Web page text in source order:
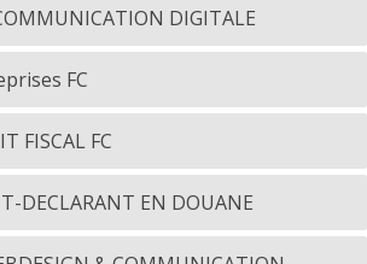
DIGITALE
FC
FISCAL FC
DECLARANT EN DOUANE